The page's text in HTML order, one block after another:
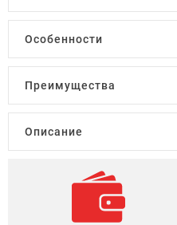
Особенности
Преимущества
Описание